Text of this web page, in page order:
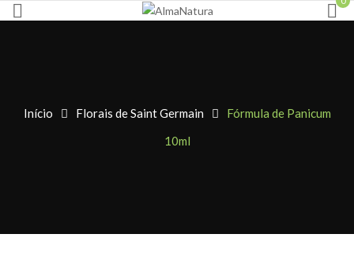
Início Florais de Saint Germain
Fórmula de Panicum
10ml